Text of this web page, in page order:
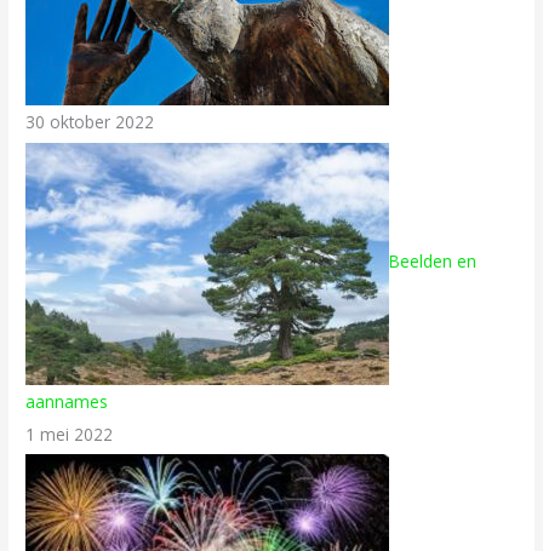
30 oktober 2022
Beelden en
aannames
1 mei 2022